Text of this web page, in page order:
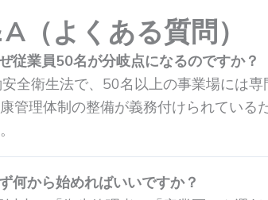
（よくある質問）
従業員50名が分岐点になるのですか？
全衛生法で、50名以上の事業場には専
管理体制の整備が義務付けられている
何から始めればいいですか？